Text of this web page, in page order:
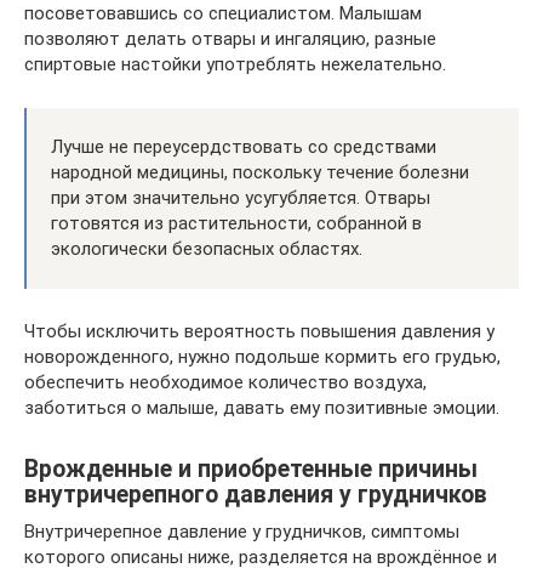
посоветовавшись со специалистом. Малышам
позволяют делать отвары и ингаляцию, разные
спиртовые настойки употреблять нежелательно.
Лучше не переусердствовать со средствами
народной медицины, поскольку течение болезни
при этом значительно усугубляется. Отвары
готовятся из растительности, собранной в
экологически безопасных областях.
Чтобы исключить вероятность повышения давления у
новорожденного, нужно подольше кормить его грудью,
обеспечить необходимое количество воздуха,
заботиться о малыше, давать ему позитивные эмоции.
Врожденные и приобретенные причины
внутричерепного давления у грудничков
Внутричерепное давление у грудничков, симптомы
которого описаны ниже, разделяется на врождённое и